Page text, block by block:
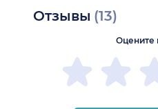
Отзывы (13)
Оцените